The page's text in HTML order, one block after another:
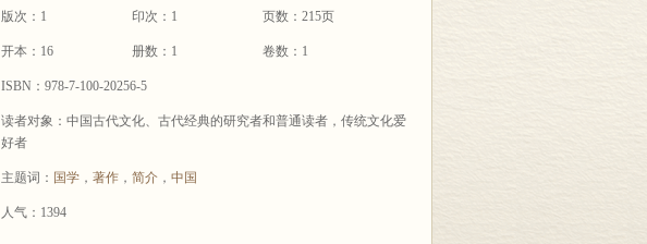
版次：1 印次：1 页数：215页
开本：16 册数：1 卷数：1
ISBN：978-7-100-20256-5
读者对象：中国古代文化、古代经典的研究者和普通读者，传统文化爱
好者
主题词： 国学 ， 著作 ， 简介 ， 中国
人气：1394